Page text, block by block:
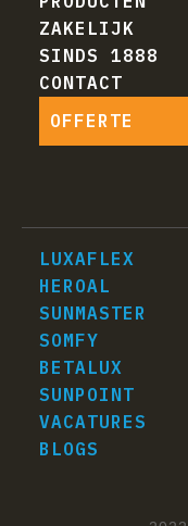
ZAKELIJK
SINDS 1888
CONTACT
OFFERTE
LUXAFLEX
HEROAL
SUNMASTER
SOMFY
BETALUX
SUNPOINT
VACATURES
BLOGS